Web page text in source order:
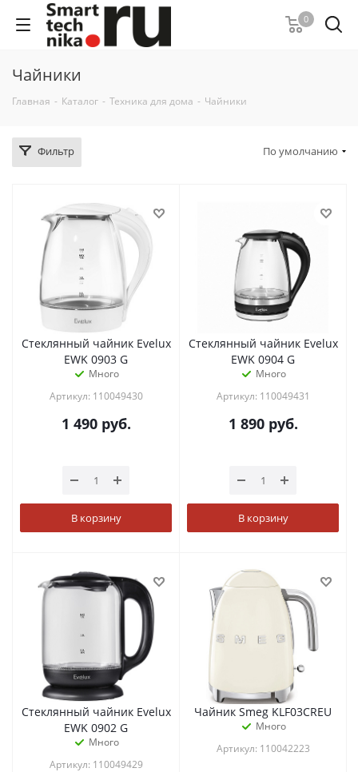
0
Чайники
Главная - Каталог - Техника для дома - Чайники
Фильтр По умолчанию
Стеклянный чайник Evelux
EWK 0903 G
Много
Артикул: 110049430
1 490руб.
В корзину
Стеклянный чайник Evelux
EWK 0904 G
Много
Артикул: 110049431
1 890руб.
В корзину
Стеклянный чайник Evelux
EWK 0902 G
Много
Артикул: 110049429
Чайник Smeg KLF03CREU
Много
Артикул: 110042223